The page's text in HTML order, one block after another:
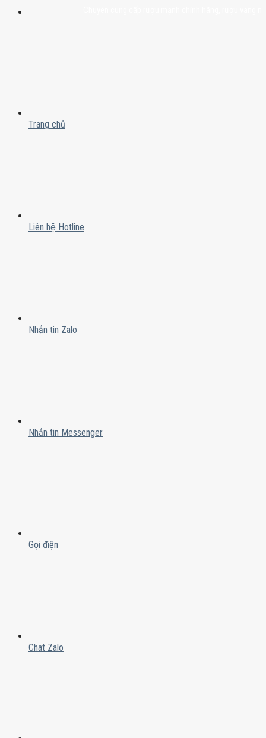
Trang chủ
Liên hệ Hotline
Nhắn tin Zalo
Nhắn tin Messenger
Gọi điện
Chat Zalo